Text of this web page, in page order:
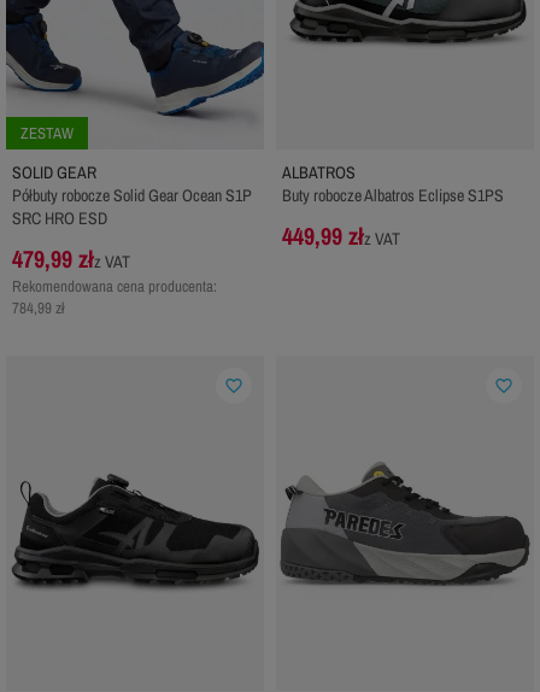
ZESTAW
SOLID GEAR
Półbuty robocze Solid Gear Ocean S1P
SRC HRO ESD
479,99 złz VAT
Rekomendowana cena producenta:
784,99 zł
ALBATROS
Buty robocze Albatros Eclipse S1PS
449,99 złz VAT
favorite_border favorite_border